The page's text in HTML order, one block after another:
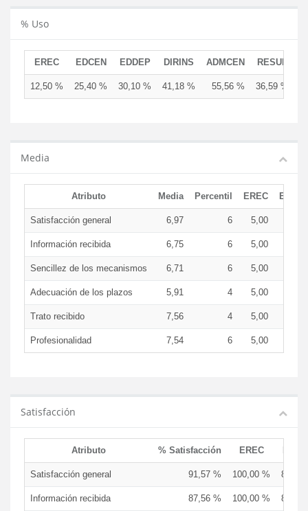
% Uso
EREC EDCEN EDDEP DIRINS ADMCEN RESUD
12,50 % 25,40 % 30,10 % 41,18 % 55,56 % 36,59 %
Media
Atributo Media Percentil EREC
Satisfacción general 6,97 6 5,00
Información recibida 6,75 6 5,00
Sencillez de los mecanismos 6,71 6 5,00
Adecuación de los plazos 5,91 4 5,00
Trato recibido 7,56 4 5,00
Profesionalidad 7,54 6 5,00
Satisfacción
Atributo % Satisfacción EREC
Satisfacción general 91,57 % 100,00 % 87,50
Información recibida 87,56 % 100,00 % 86,67